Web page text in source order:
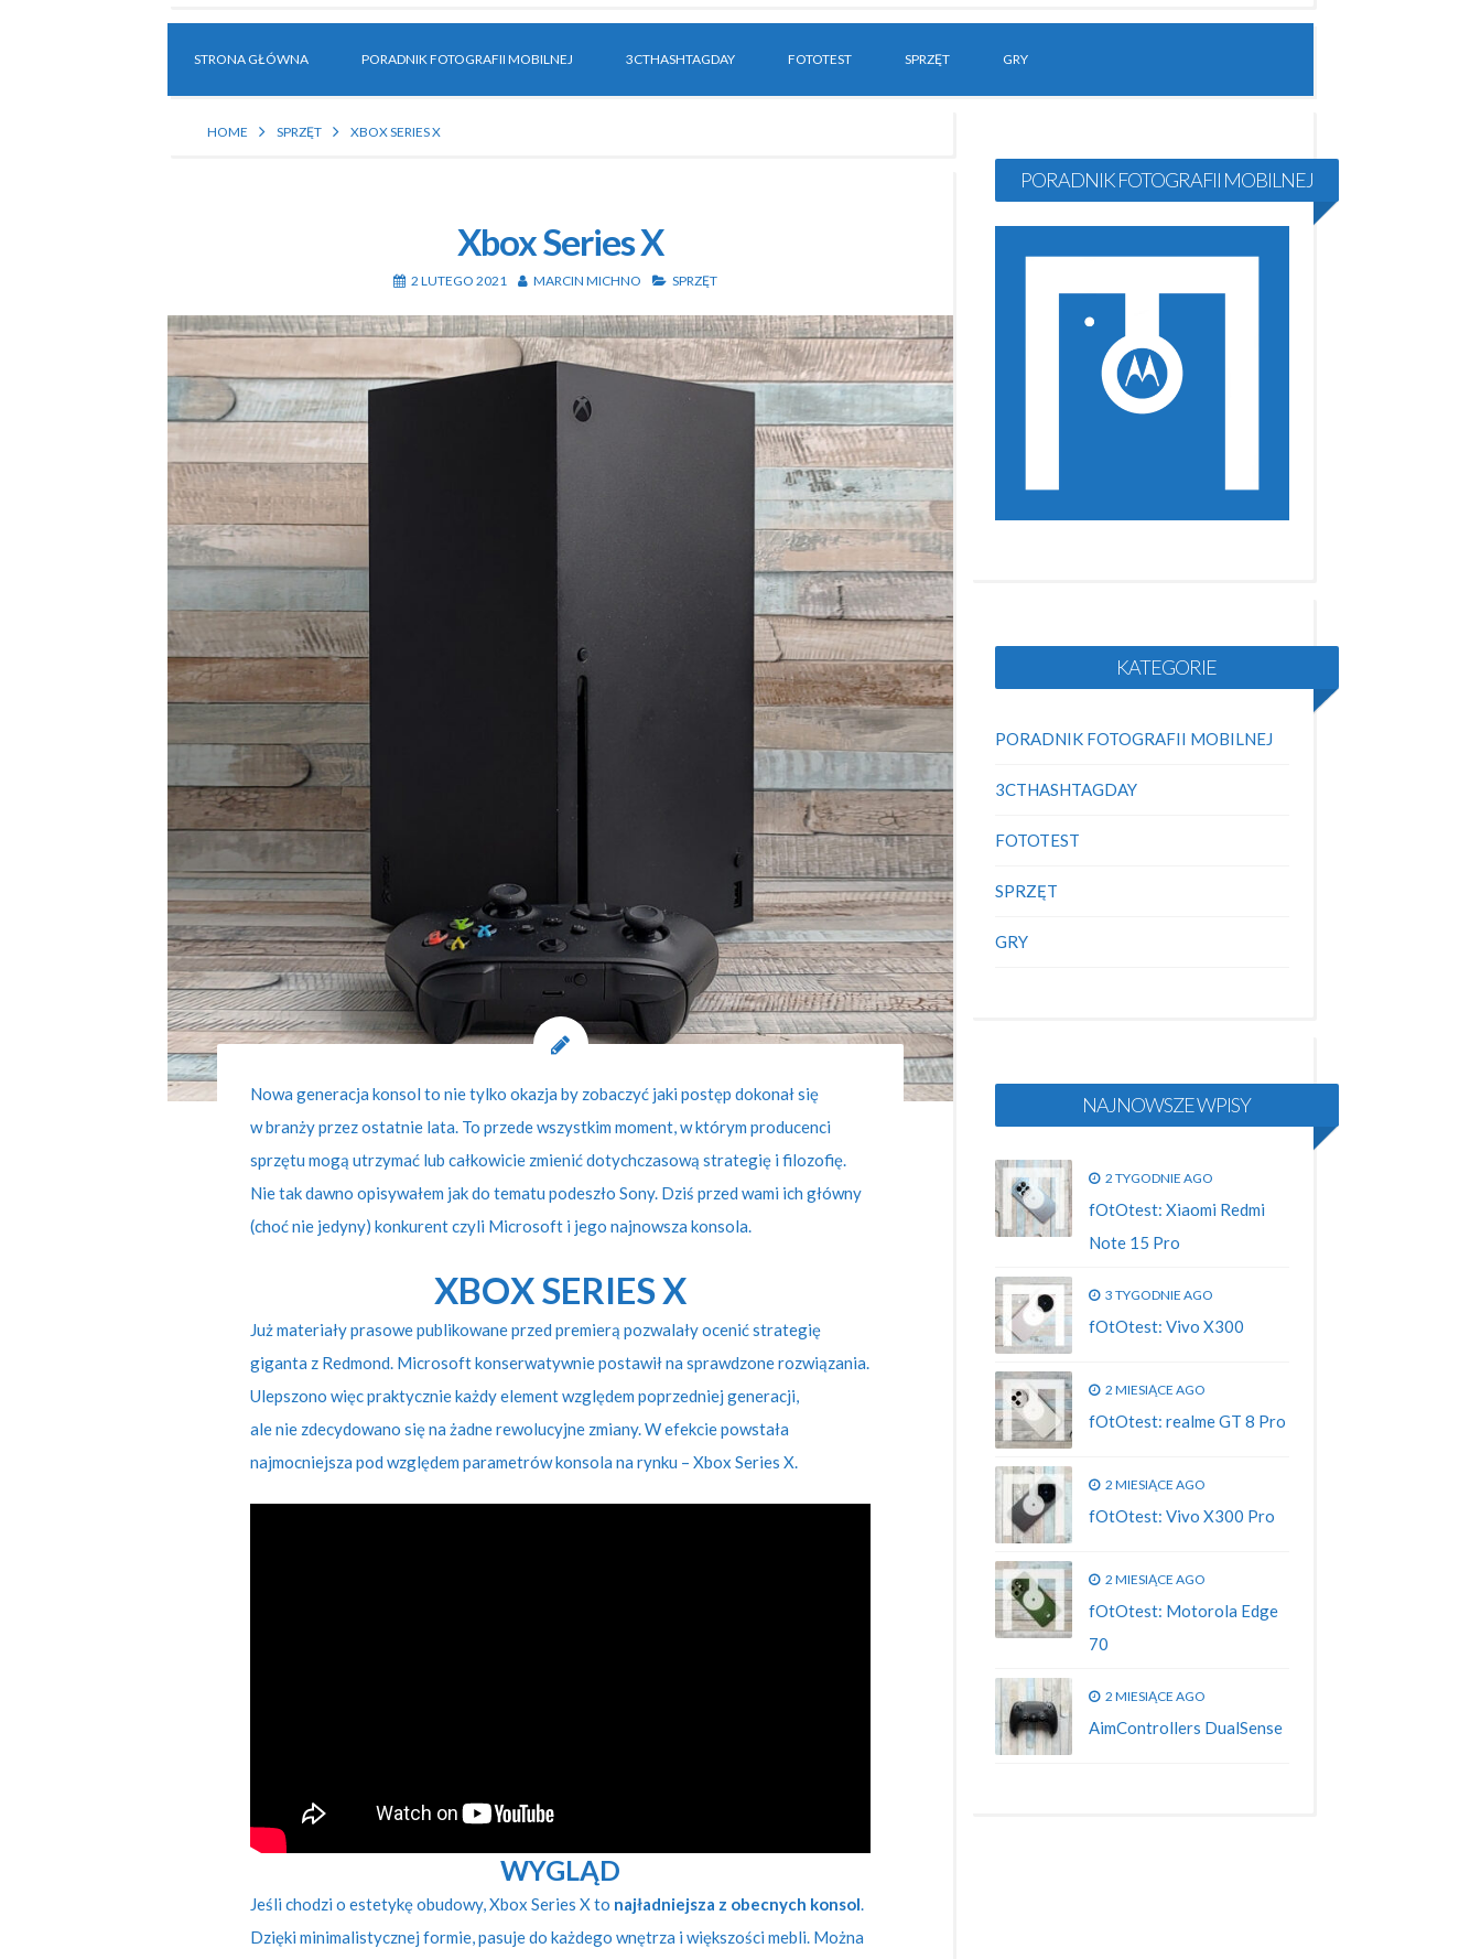
STRONA GŁÓWNA PORADNIK FOTOGRAFII MOBILNEJ 3CTHASHTAGDAY FOTOTEST SPRZĘT GRY
HOME SPRZĘT XBOX SERIES X
Xbox Series X
2 LUTEGO 2021 MARCIN MICHNO SPRZĘT
Nowa generacja konsol to nie tylko okazja by zobaczyć jaki postęp dokonał się
w branży przez ostatnie lata. To przede wszystkim moment, w którym producenci
sprzętu mogą utrzymać lub całkowicie zmienić dotychczasową strategię i filozofię.
Nie tak dawno opisywałem jak do tematu podeszło Sony. Dziś przed wami ich główny
(choć nie jedyny) konkurent czyli Microsoft i jego najnowsza konsola.
XBOX SERIES X
Już materiały prasowe publikowane przed premierą pozwalały ocenić strategię
giganta z Redmond. Microsoft konserwatywnie postawił na sprawdzone rozwiązania.
Ulepszono więc praktycznie każdy element względem poprzedniej generacji,
ale nie zdecydowano się na żadne rewolucyjne zmiany. W efekcie powstała
najmocniejsza pod względem parametrów konsola na rynku – Xbox Series X.
WYGLĄD
Jeśli chodzi o estetykę obudowy, Xbox Series X to najładniejsza z obecnych konsol.
Dzięki minimalistycznej formie, pasuje do każdego wnętrza i większości mebli. Można
PORADNIK FOTOGRAFII MOBILNEJ
KATEGORIE
PORADNIK FOTOGRAFII MOBILNEJ
3CTHASHTAGDAY
FOTOTEST
SPRZĘT
GRY
NAJNOWSZE WPISY
2 TYGODNIE AGO
fOtOtest: Xiaomi Redmi
Note 15 Pro
3 TYGODNIE AGO
fOtOtest: Vivo X300
2 MIESIĄCE AGO
fOtOtest: realme GT 8 Pro
2 MIESIĄCE AGO
fOtOtest: Vivo X300 Pro
2 MIESIĄCE AGO
fOtOtest: Motorola Edge
70
2 MIESIĄCE AGO
AimControllers DualSense